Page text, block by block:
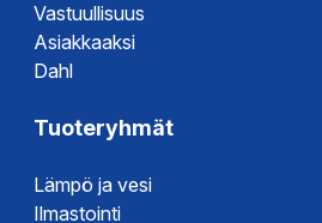
Vastuullisuus
Asiakkaaksi
Dahl
Tuoteryhmät
Lämpö ja vesi
Ilmastointi